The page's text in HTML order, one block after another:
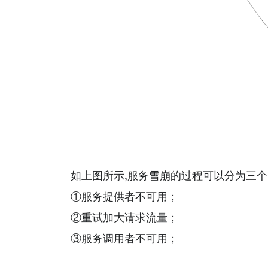
如上图所示,服务雪崩的过程可以分为三
①服务提供者不可用；
②重试加大请求流量；
③服务调用者不可用；